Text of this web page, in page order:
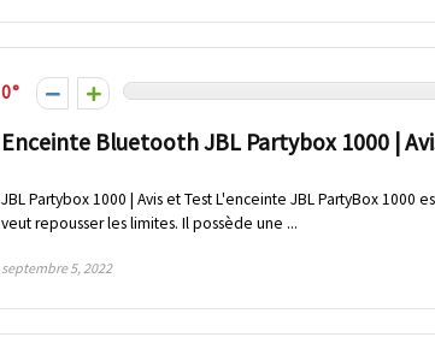
0
Enceinte Bluetooth JBL Partybox 1000 |
JBL Partybox 1000 | Avis et Test L'enceinte JBL PartyBox
veut repousser les limites. Il possède une ...
septembre 5, 2022